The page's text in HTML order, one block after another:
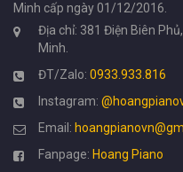
Minh cấp ngày 01/12/2016.
Địa chỉ: 381 Điện Biên
Minh.
ĐT/Zalo: 0933.933.816
Instagram:
Email:
Fanpage: Hoang Piano